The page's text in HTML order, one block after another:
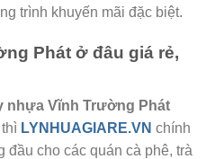
trình khuyến mãi đặc biệt.
Phát ở đâu giá rẻ,
nhựa Vĩnh Trường Phát
thì LYNHUAGIARE.VN chính
đầu cho các quán cà phê, trà